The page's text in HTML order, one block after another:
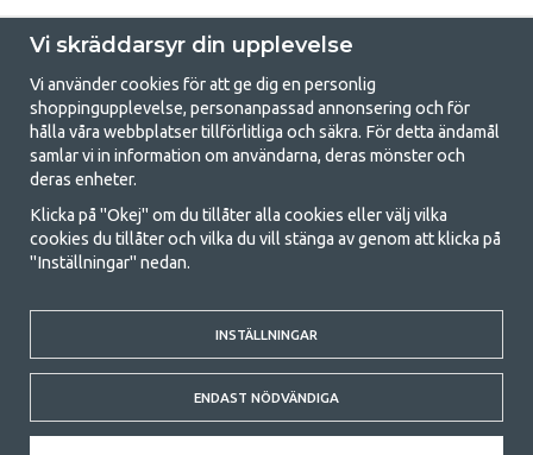
GetCamping.se - Din butik för camping
och uteliv
Att campa kan antingen vara en livsstil eller ett sätt att samla familjen
för ett gemensamt äventyr. Oavsett vilken kategori du tillhör hittar du
med att campa så därför erbjuder vi riktigt bra priser på familjetält,
husvagnstält och all annan utrustning för camping och friluftsliv. Vårt
mål är att i varje priskategori erbjuda den bästa campingutrustningen
gällande kvalitet och funktionalitet. Ta gärna kontakt med oss om det
är något du saknar eller vill veta mer om.
© 2020 GetCamping. All rights reserved.
Vi skräddarsyr din upplevelse
Vi använder cookies för att ge dig en personlig
shoppingupplevelse, personanpassad annonsering och för
hålla våra webbplatser tillförlitliga och säkra. För detta ändamål
samlar vi in information om användarna, deras mönster och
deras enheter.
Klicka på "Okej" om du tillåter alla cookies eller välj vilka
cookies du tillåter och vilka du vill stänga av genom att klicka på
"Inställningar" nedan.
INSTÄLLNINGAR
ENDAST NÖDVÄNDIGA